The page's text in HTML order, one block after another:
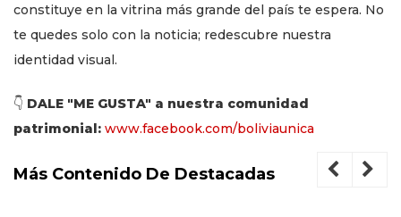
constituye en la vitrina más grande del país te espera. No
te quedes solo con la noticia; redescubre nuestra
identidad visual.
👇 DALE "ME GUSTA" a nuestra comunidad
patrimonial: www.facebook.com/boliviaunica
Más Contenido De Destacadas